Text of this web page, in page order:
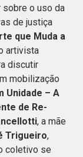
sobre o uso da
de justiça
que Muda a
artivista
discutir
mobilização
Unidade – A
de Re-
, a mãe
Trigueiro,
coletivo se